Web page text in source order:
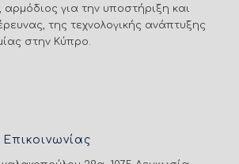
αρμόδιος για την υποστήριξη και
της τεχνολογικής ανάπτυξης
στην Κύπρο.